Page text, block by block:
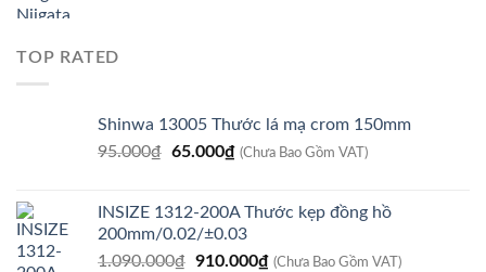
TOP RATED
Shinwa 13005 Thước lá mạ crom 150mm
95.000₫ Giá
95.000₫.
65.000₫Giá
là:
65.000₫.
(Chưa Bao Gồm VAT)
INSIZE 1312-200A Thước kẹp đồng hồ
200mm/0.02/±0.03
1.090.000₫ Giá
910.000₫Giá
(Chưa Bao Gồm VAT)